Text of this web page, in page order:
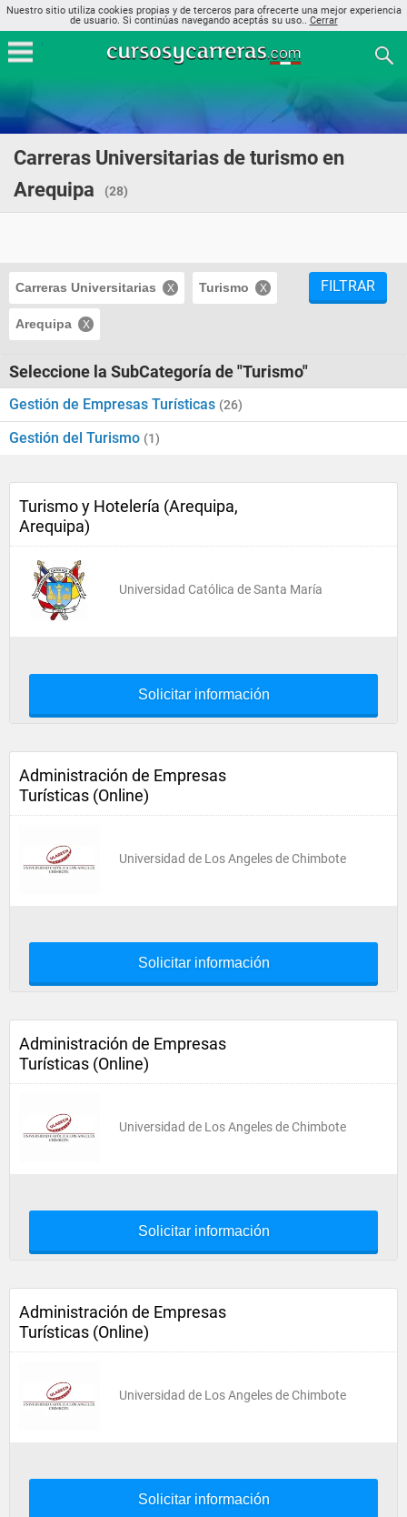
Nuestro sitio utiliza cookies propias y de terceros para ofrecerte una mejor experiencia
de usuario. Si continúas navegando aceptás su uso.. Cerrar
Carreras Universitarias de turismo en
Arequipa
(28)
Carreras Universitarias Turismo
Arequipa
FILTRAR
Seleccione la SubCategoría de "Turismo"
Gestión de Empresas Turísticas (26)
Gestión del Turismo (1)
Turismo y Hotelería (Arequipa,
Arequipa)
Universidad Católica de Santa María
Solicitar información
Administración de Empresas
Turísticas (Online)
Universidad de Los Angeles de Chimbote
Solicitar información
Administración de Empresas
Turísticas (Online)
Universidad de Los Angeles de Chimbote
Solicitar información
Administración de Empresas
Turísticas (Online)
Universidad de Los Angeles de Chimbote
Solicitar información